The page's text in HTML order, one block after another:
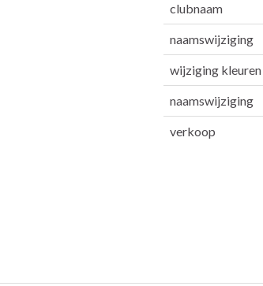
clubnaam
naamswijziging
wijziging kleuren
naamswijziging
verkoop